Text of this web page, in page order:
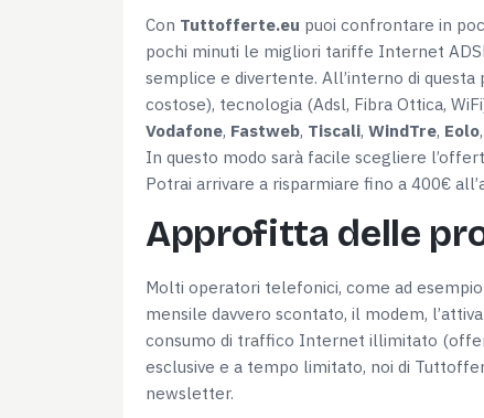
Questo sito web utilizza i
Utilizziamo i cookie per
Con Tuttofferte.eu puoi confrontare in
pochi minuti le migliori tariffe Internet
semplice e divertente. All’interno di
costose), tecnologia (Adsl, Fibra Ottica,
Vodafone, Fastweb, Tiscali, WindTre, Eolo,
In questo modo sarà facile scegliere
Potrai arrivare a risparmiare fino a 400€
Approfitta delle
Molti operatori telefonici, come ad esempio
mensile davvero scontato, il modem,
consumo di traffico Internet illimitato
esclusive e a tempo limitato, noi di
newsletter.